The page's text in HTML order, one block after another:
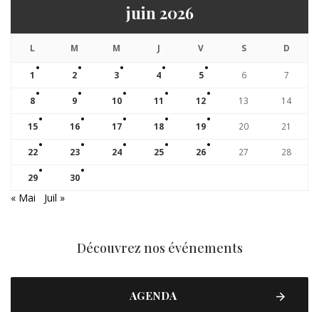
juin 2026
L M M J V S D
1 2 3 4 5 6 7
8 9 10 11 12 13 14
15 16 17 18 19 20 21
22 23 24 25 26 27 28
29 30
« Mai Juil »
Découvrez nos événements
AGENDA